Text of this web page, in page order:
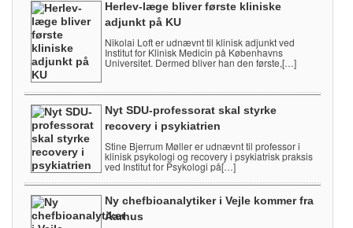
Herlev-læge bliver første kliniske
adjunkt på KU
Nikolai Loft er udnævnt til klinisk adjunkt ved
Institut for Klinisk Medicin på Københavns
Universitet. Dermed bliver han den første,[…]
Nyt SDU-professorat skal styrke
recovery i psykiatrien
Stine Bjerrum Møller er udnævnt til professor i
klinisk psykologi og recovery i psykiatrisk praksis
ved Institut for Psykologi på[…]
Ny chefbioanalytiker i Vejle kommer fra
Aarhus